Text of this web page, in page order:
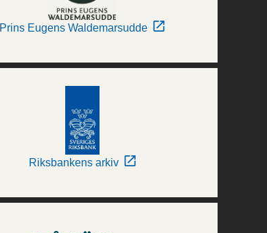
Prins Eugens Waldemarsudde
Riksbankens arkiv